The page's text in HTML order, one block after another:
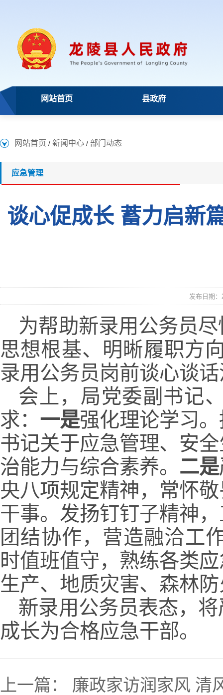
网站首页 县政府
网站首页 / 新闻中心 / 部门动态
应急管理
谈心促成长 蓄力启新
发布日期
为帮助新录用公务员
思想根基、明晰履职方
录用公务员岗前谈心谈
会上，局党委副书记
求： 一是强化理论学习
书记关于应急管理、安
治能力与综合素养。 二是
央八项规定精神，常怀
干事。发扬钉钉子精神
团结协作，营造融洽工
时值班值守，熟练各类
生产、地质灾害、森林
新录用公务员表态，
成长为合格应急干部。
上一篇： 廉政家访润家风 清